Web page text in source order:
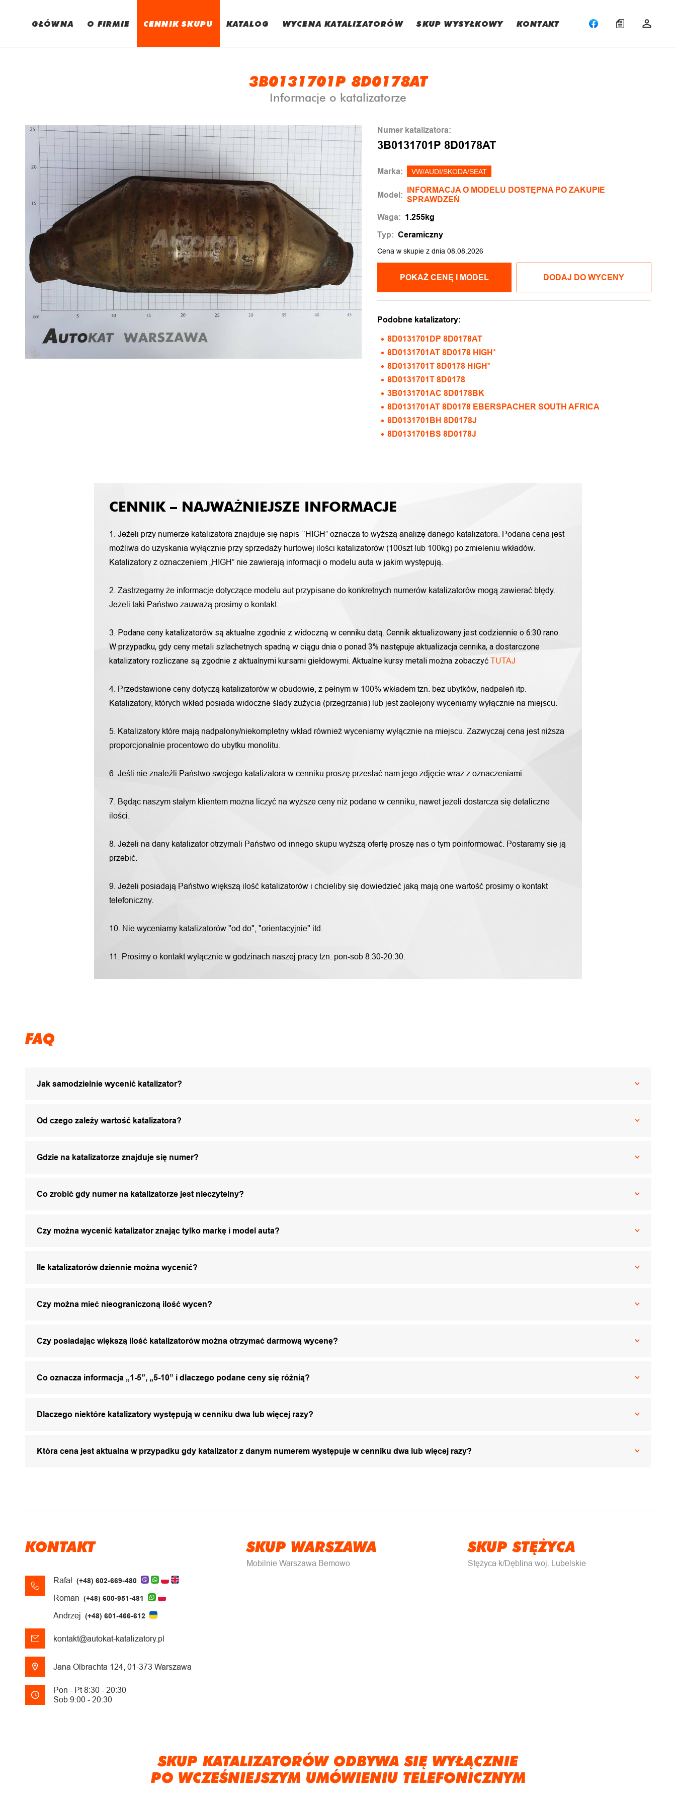
GŁÓWNA O FIRMIE CENNIK SKUPU KATALOG WYCENA KATALIZATORÓW SKUP WYSYŁKOWY KONTAKT
3B0131701P 8D0178AT
Informacje o katalizatorze
Numer katalizatora:
3B0131701P 8D0178AT
Marka: VW/AUDI/SKODA/SEAT
Model:
INFORMACJA O MODELU DOSTĘPNA PO ZAKUPIE
SPRAWDZEŃ
Waga: 1.255kg
Typ: Ceramiczny
Cena w skupie z dnia 08.08.2026
POKAŻ CENĘ I MODEL DODAJ DO WYCENY
Podobne katalizatory:
8D0131701DP 8D0178AT
8D0131701AT 8D0178 HIGH*
8D0131701T 8D0178 HIGH*
8D0131701T 8D0178
3B0131701AC 8D0178BK
8D0131701AT 8D0178 EBERSPACHER SOUTH AFRICA
8D0131701BH 8D0178J
8D0131701BS 8D0178J
CENNIK – NAJWAŻNIEJSZE INFORMACJE
1. Jeżeli przy numerze katalizatora znajduje się napis ‘’HIGH” oznacza to wyższą analizę danego katalizatora. Podana cena jest
możliwa do uzyskania wyłącznie przy sprzedaży hurtowej ilości katalizatorów (100szt lub 100kg) po zmieleniu wkładów.
Katalizatory z oznaczeniem „HIGH” nie zawierają informacji o modelu auta w jakim występują.
2. Zastrzegamy że informacje dotyczące modelu aut przypisane do konkretnych numerów katalizatorów mogą zawierać błędy.
Jeżeli taki Państwo zauważą prosimy o kontakt.
3. Podane ceny katalizatorów są aktualne zgodnie z widoczną w cenniku datą. Cennik aktualizowany jest codziennie o 6:30 rano.
W przypadku, gdy ceny metali szlachetnych spadną w ciągu dnia o ponad 3% następuje aktualizacja cennika, a dostarczone
katalizatory rozliczane są zgodnie z aktualnymi kursami giełdowymi. Aktualne kursy metali można zobaczyć TUTAJ
4. Przedstawione ceny dotyczą katalizatorów w obudowie, z pełnym w 100% wkładem tzn. bez ubytków, nadpaleń itp.
Katalizatory, których wkład posiada widoczne ślady zużycia (przegrzania) lub jest zaolejony wyceniamy wyłącznie na miejscu.
5. Katalizatory które mają nadpalony/niekompletny wkład również wyceniamy wyłącznie na miejscu. Zazwyczaj cena jest niższa
proporcjonalnie procentowo do ubytku monolitu.
6. Jeśli nie znaleźli Państwo swojego katalizatora w cenniku proszę przesłać nam jego zdjęcie wraz z oznaczeniami.
7. Będąc naszym stałym klientem można liczyć na wyższe ceny niż podane w cenniku, nawet jeżeli dostarcza się detaliczne
ilości.
8. Jeżeli na dany katalizator otrzymali Państwo od innego skupu wyższą ofertę proszę nas o tym poinformować. Postaramy się ją
przebić.
9. Jeżeli posiadają Państwo większą ilość katalizatorów i chcieliby się dowiedzieć jaką mają one wartość prosimy o kontakt
telefoniczny.
10. Nie wyceniamy katalizatorów "od do", "orientacyjnie" itd.
11. Prosimy o kontakt wyłącznie w godzinach naszej pracy tzn. pon-sob 8:30-20:30.
FAQ
Jak samodzielnie wycenić katalizator?
Od czego zależy wartość katalizatora?
Gdzie na katalizatorze znajduje się numer?
Co zrobić gdy numer na katalizatorze jest nieczytelny?
Czy można wycenić katalizator znając tylko markę i model auta?
Ile katalizatorów dziennie można wycenić?
Czy można mieć nieograniczoną ilość wycen?
Czy posiadając większą ilość katalizatorów można otrzymać darmową wycenę?
Co oznacza informacja „1-5”, „5-10” i dlaczego podane ceny się różnią?
Dlaczego niektóre katalizatory występują w cenniku dwa lub więcej razy?
Która cena jest aktualna w przypadku gdy katalizator z danym numerem występuje w cenniku dwa lub więcej razy?
KONTAKT
Rafał (+48) 602-669-480
Roman (+48) 600-951-481
Andrzej (+48) 601-466-612
kontakt@autokat-katalizatory.pl
Jana Olbrachta 124, 01-373 Warszawa
Pon - Pt 8:30 - 20:30
Sob 9:00 - 20:30
SKUP WARSZAWA
Mobilnie Warszawa Bemowo
SKUP STĘŻYCA
Stężyca k/Dęblina woj. Lubelskie
SKUP KATALIZATORÓW ODBYWA SIĘ WYŁĄCZNIE
PO WCZEŚNIEJSZYM UMÓWIENIU TELEFONICZNYM